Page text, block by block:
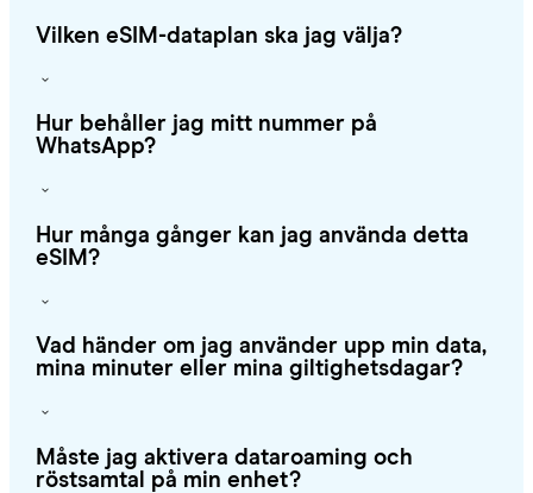
Vilken eSIM-dataplan ska jag välja?
Hur behåller jag mitt nummer på
WhatsApp?
Hur många gånger kan jag använda detta
eSIM?
Vad händer om jag använder upp min data,
mina minuter eller mina giltighetsdagar?
Måste jag aktivera dataroaming och
röstsamtal på min enhet?